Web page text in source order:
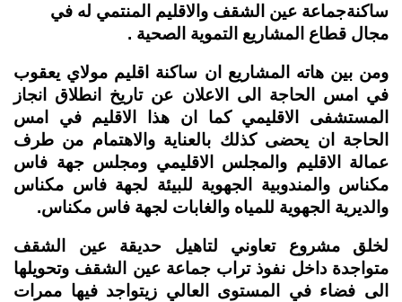
ساكنةجماعة عين الشقف والاقليم المنتمي له في
مجال قطاع المشاريع التموية الصحية .
ومن بين هاته المشاريع ان ساكنة اقليم مولاي يعقوب
في امس الحاجة الى الاعلان عن تاريخ انطلاق انجاز
المستشفى الاقليمي كما ان هذا الاقليم في امس
الحاجة ان يحضى كذلك بالعناية والاهتمام من طرف
عمالة الاقليم والمجلس الاقليمي ومجلس جهة فاس
مكناس والمندوبية الجهوية للبيئة لجهة فاس مكناس
والديرية الجهوية للمياه والغابات لجهة فاس مكناس.
لخلق مشروع تعاوني لتاهيل حديقة عين الشقف
متواجدة داخل نفوذ تراب جماعة عين الشقف وتحويلها
الى فضاء في المستوى العالي زيتواجد فيها ممرات